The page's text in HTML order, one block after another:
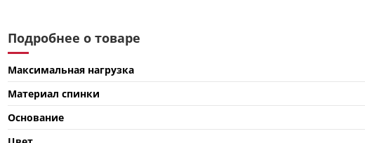
Подробнее о товаре
Максимальная нагрузка
Материал спинки
Основание